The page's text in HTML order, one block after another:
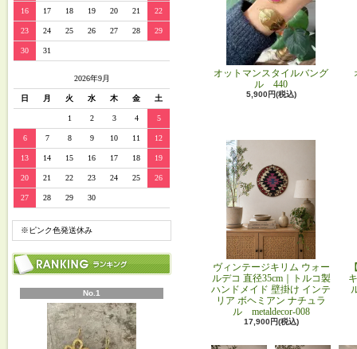
16 17 18 19 20 21 22
23 24 25 26 27 28 29
30 31
2026年9月
日 月 火 水 木 金 土
1 2 3 4 5
6 7 8 9 10 11 12
13 14 15 16 17 18 19
20 21 22 23 24 25 26
27 28 29 30
※ピンク色発送休み
No.1
オットマンスタイルバング
ル 440
5,900円(税込)
ヴィンテージキリム ウォー
ルデコ 直径35cm｜トルコ製
ハンドメイド 壁掛け インテ
リア ボヘミアン ナチュラ
ル metaldecor-008
17,900円(税込)